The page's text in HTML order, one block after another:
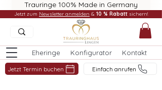
Trauringe 100% Made in Germany
Eheringe Konfigurator Kontakt
Jetzt Termin buchen Einfach anrufen
Jetzt zum Newsletter anmelden & 10 % Rabatt sichern!